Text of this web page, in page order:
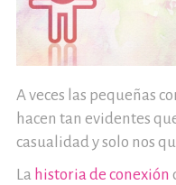
A veces las pequeñas
hacen tan evidentes
casualidad y solo nos
La historia de conexión